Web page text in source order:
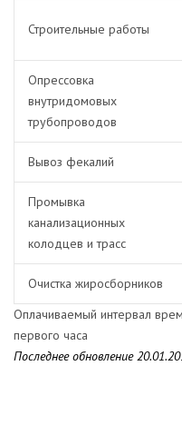
Строительные работы
Опрессовка
внутридомовых
трубопроводов
Вывоз фекалий
Промывка
канализационных
колодцев и трасс
Очистка жиросборников
Оплачиваемый интервал
первого часа
Последнее обновление